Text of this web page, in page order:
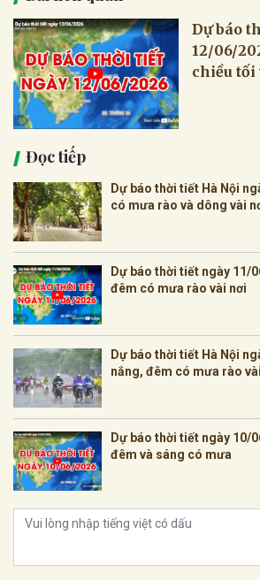
Dự báo
12/06/
chiều tối
Đọc tiếp
Dự báo thời tiết Hà Nội
có mưa rào và dông vài
Dự báo thời tiết ngày 11/
đêm có mưa rào vài nơi
Dự báo thời tiết Hà Nội
nắng, đêm có mưa rào
Dự báo thời tiết ngày 10/
đêm và sáng có mưa